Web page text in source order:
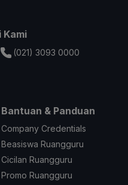
Kami
(021) 3093 0000
Bantuan & Panduan
Company Credentials
Beasiswa Ruangguru
Cicilan Ruangguru
Promo Ruangguru